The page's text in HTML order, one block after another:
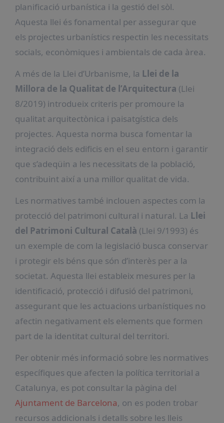
planificació urbanística i la gestió del sòl.
Aquesta llei és fonamental per assegurar que
els projectes urbanístics respectin les necessitats
socials, econòmiques i ambientals de cada àrea.
A més de la Llei d’Urbanisme, la Llei de la
Millora de la Qualitat de l’Arquitectura (Llei
8/2019) introdueix criteris per promoure la
qualitat arquitectònica i paisatgística dels
projectes. Aquesta norma busca fomentar la
integració dels edificis en el seu entorn i garantir
que s’adeqüin a les necessitats de la població,
contribuint així a una millor qualitat de vida.
Les normatives també inclouen aspectes com la
protecció del patrimoni cultural i natural. La Llei
del Patrimoni Cultural Català (Llei 9/1993) és
un exemple de com la legislació busca conservar
i protegir els béns que són d’interès per a la
societat. Aquesta llei estableix mesures per la
identificació, protecció i difusió del patrimoni,
assegurant que les actuacions urbanístiques no
afectin negativament els elements que formen
part de la identitat cultural del territori.
Per obtenir més informació sobre les normatives
específiques que afecten la política territorial a
Catalunya, es pot consultar la pàgina del
Ajuntament de Barcelona, on es poden trobar
recursos addicionals i detalls sobre les lleis